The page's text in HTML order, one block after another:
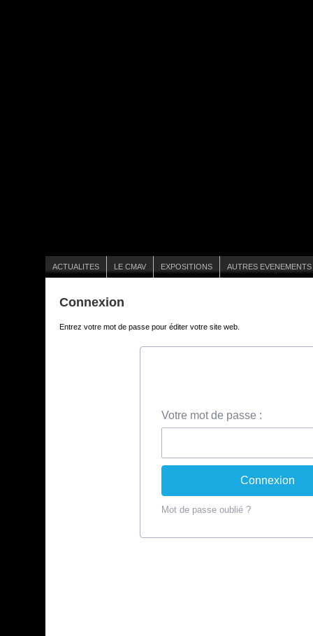
ACTUALITES LE CMAV EXPOSITIONS AUTRES EVENEMENTS
Connexion
Entrez votre mot de passe pour éditer votre site web.
Votre mot de passe :
Mot de passe oublié ?